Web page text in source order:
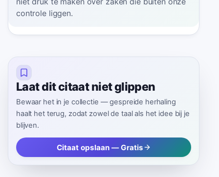
controle liggen.
Laat dit citaat niet glippen
Bewaar het in je collectie — gespreide herhaling
haalt het terug, zodat zowel de taal als het idee bij je
blijven.
Citaat opslaan — Gratis